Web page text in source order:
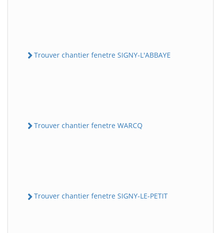
Trouver chantier fenetre SIGNY-L'ABBAYE
Trouver chantier fenetre WARCQ
Trouver chantier fenetre SIGNY-LE-PETIT